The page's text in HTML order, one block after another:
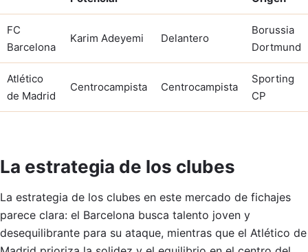
FC
Barcelona
Karim Adeyemi Delantero
Borussia
Dortmund
Atlético
de Madrid
Centrocampista Centrocampista
Sporting
CP
La estrategia de los clubes
La estrategia de los clubes en este mercado de fichajes
parece clara: el Barcelona busca talento joven y
desequilibrante para su ataque, mientras que el Atlético de